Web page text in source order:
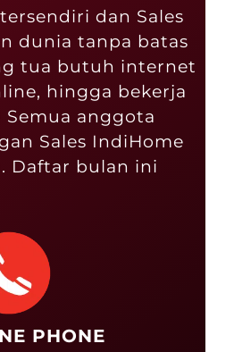
dan Sales
dunia tanpa batas
tua butuh internet
hingga bekerja
anggota
Sales IndiHome
Daftar bulan ini
PHONE